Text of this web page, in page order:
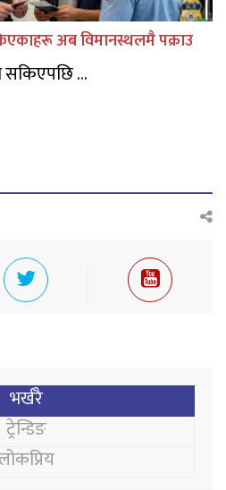
अब विमानस्थलमै पक्राउ
सकिएपछि ...
भर्खरै
ट्रेन्डिङ